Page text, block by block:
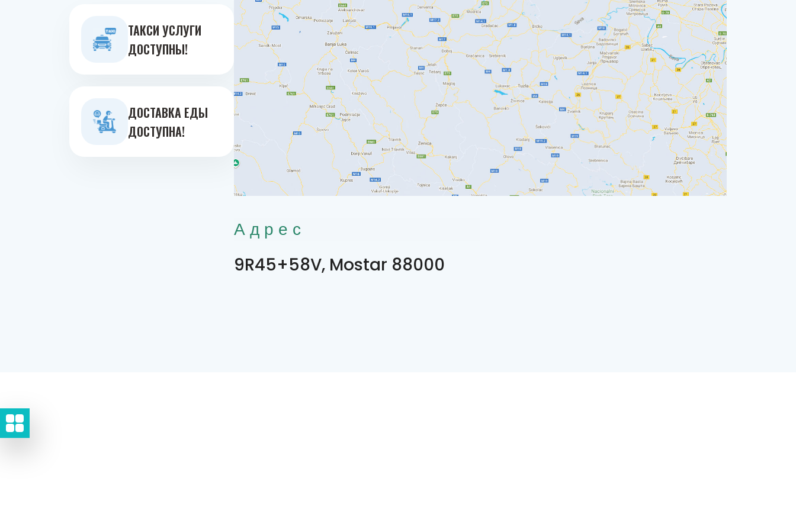
ТАКСИ УСЛУГИ
ДОСТУПНЫ!
ДОСТАВКА ЕДЫ
ДОСТУПНА!
Адрес
9R45+58V, Mostar 88000